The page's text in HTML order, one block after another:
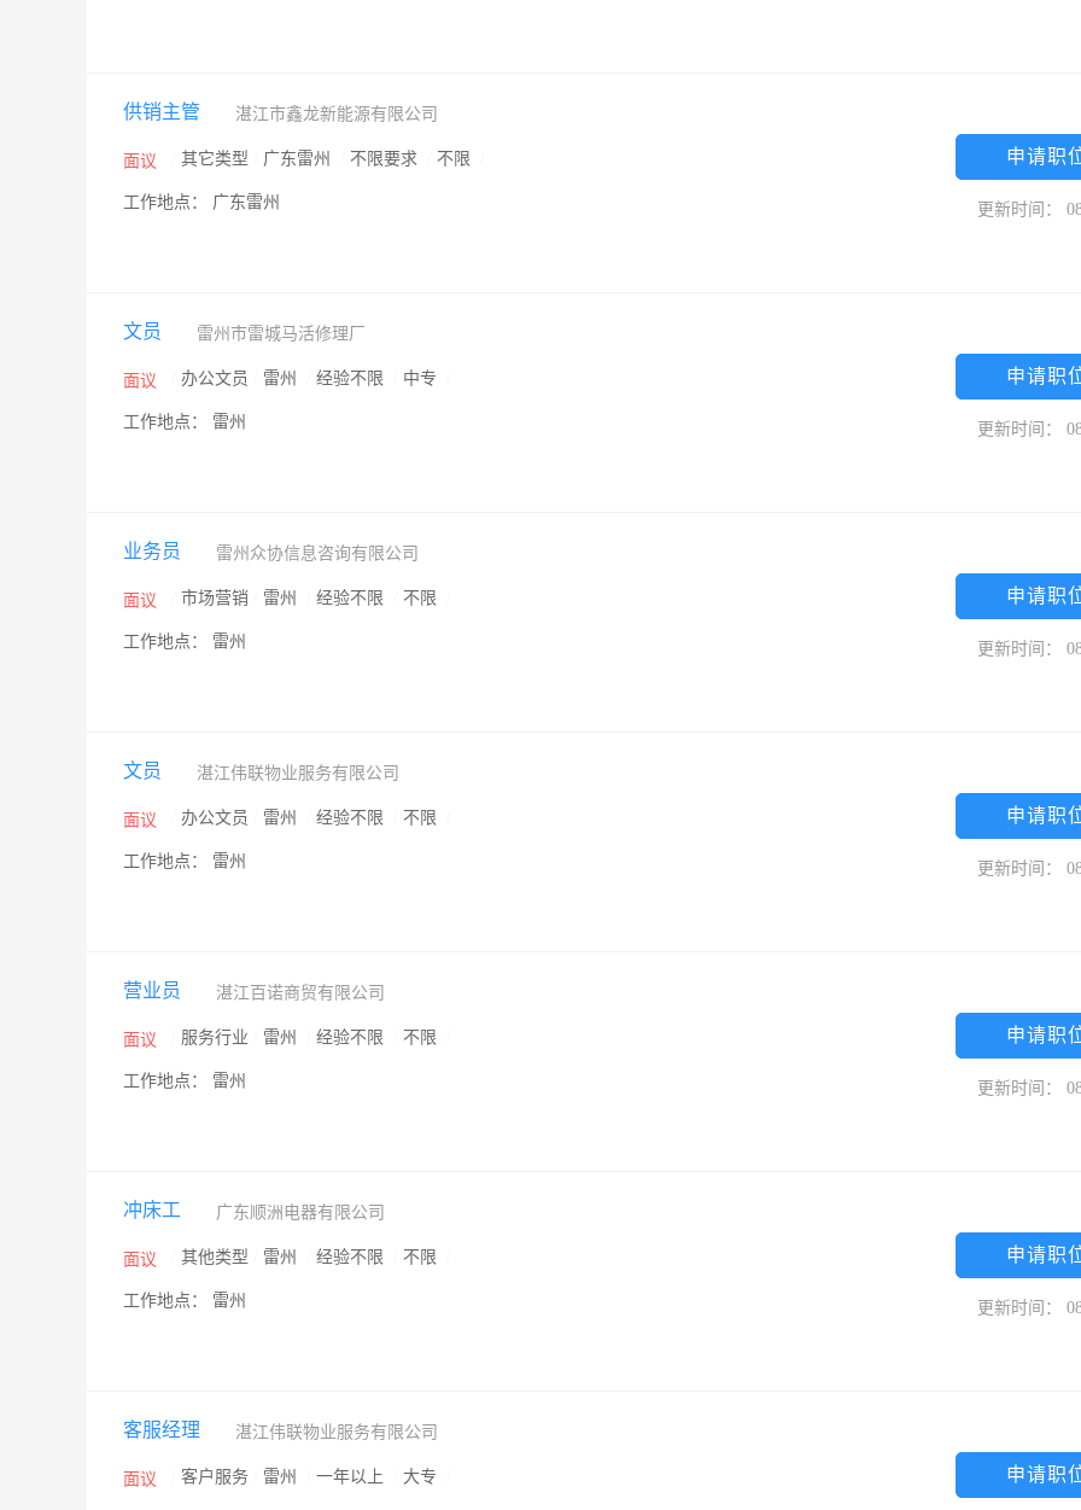
供销主管 湛江市鑫龙新能源有限公司
面议 其它类型 广东雷州 不限要求 不限
工作地点： 广东雷州
申请职
更新时间：
文员 雷州市雷城马活修理厂
面议 办公文员 雷州 经验不限 中专
工作地点： 雷州
申请职
更新时间：
业务员 雷州众协信息咨询有限公司
面议 市场营销 雷州 经验不限 不限
工作地点： 雷州
申请职
更新时间：
文员 湛江伟联物业服务有限公司
面议 办公文员 雷州 经验不限 不限
工作地点： 雷州
申请职
更新时间：
营业员 湛江百诺商贸有限公司
面议 服务行业 雷州 经验不限 不限
工作地点： 雷州
申请职
更新时间：
冲床工 广东顺洲电器有限公司
面议 其他类型 雷州 经验不限 不限
工作地点： 雷州
申请职
更新时间：
客服经理 湛江伟联物业服务有限公司
面议 客户服务 雷州 一年以上 大专 申请职